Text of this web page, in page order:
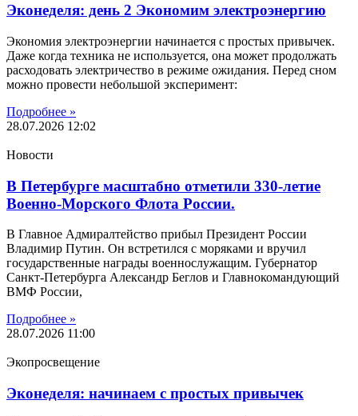
Эконеделя: день 2 Экономим электроэнергию
Экономия электроэнергии начинается с простых привычек.
Даже когда техника не используется, она может продолжать
расходовать электричество в режиме ожидания. Перед сном
можно провести небольшой эксперимент:
Подробнее »
28.07.2026 12:02
Новости
В Петербурге масштабно отметили 330-летие
Военно-Морского Флота России.
В Главное Адмиралтейство прибыл Президент России
Владимир Путин. Он встретился с моряками и вручил
государственные награды военнослужащим. Губернатор
Санкт-Петербурга Александр Беглов и Главнокомандующий
ВМФ России,
Подробнее »
28.07.2026 11:00
Экопросвещение
Эконеделя: начинаем с простых привычек